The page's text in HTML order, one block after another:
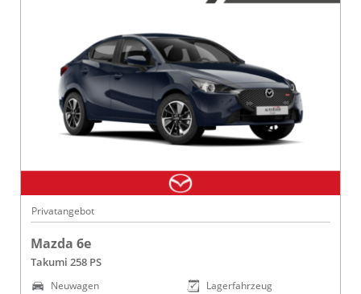
Privatangebot
Mazda 6e
Takumi 258 PS
Neuwagen
Lagerfahrzeug